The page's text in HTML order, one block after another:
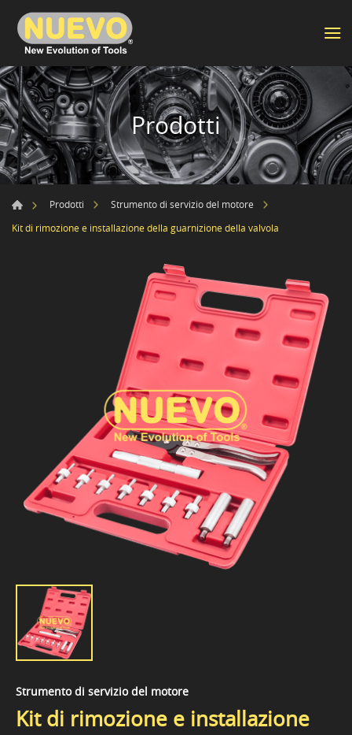
Prodotti
Prodotti
Strumento di servizio del motore
Kit di rimozione e installazione della guarnizione della valvola
Strumento di servizio del motore
Kit di rimozione e installazione